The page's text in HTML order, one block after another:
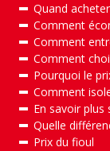
Quand
Comment
Comment
Comment
Pourquoi le
Comment
En savoir plus
Quelle
Prix du fioul